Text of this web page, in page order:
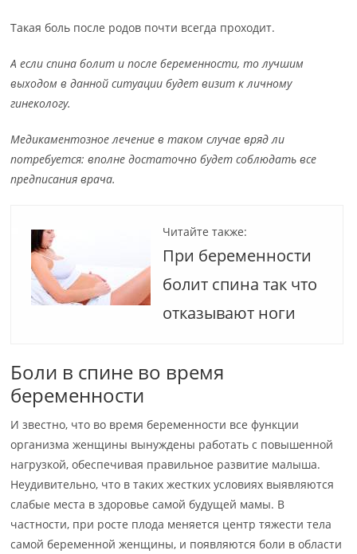
Такая боль после родов почти всегда проходит.
А если спина болит и после беременности, то лучшим
выходом в данной ситуации будет визит к личному
гинекологу.
Медикаментозное лечение в таком случае вряд ли
потребуется: вполне достаточно будет соблюдать все
предписания врача.
Читайте также:
При беременности
болит спина так что
отказывают ноги
Боли в спине во время
беременности
И звестно, что во время беременности все функции
организма женщины вынуждены работать с повышенной
нагрузкой, обеспечивая правильное развитие малыша.
Неудивительно, что в таких жестких условиях выявляются
слабые места в здоровье самой будущей мамы. В
частности, при росте плода меняется центр тяжести тела
самой беременной женщины, и появляются боли в области